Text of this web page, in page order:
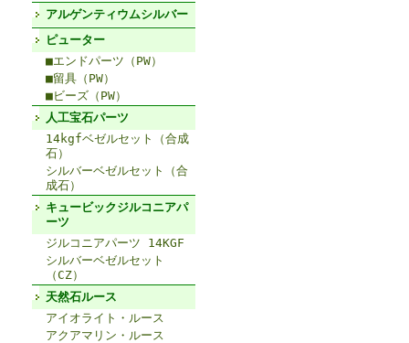
アルゲンティウムシルバー
ピューター
■エンドパーツ（PW）
■留具（PW）
■ビーズ（PW）
人工宝石パーツ
14kgfベゼルセット（合成
石）
シルバーベゼルセット（合
成石）
キュービックジルコニアパ
ーツ
ジルコニアパーツ 14KGF
シルバーベゼルセット
（CZ）
天然石ルース
アイオライト・ルース
アクアマリン・ルース